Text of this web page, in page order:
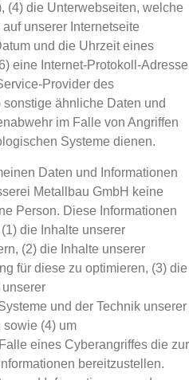
(4) die Unterwebseiten, welche
unserer Internetseite
und die Uhrzeit eines
eine Internet-Protokoll-Adresse
Provider des
ähnliche Daten und
im Falle von Angriffen
Systeme dienen.
Daten und Informationen
Metallbau GmbH keine
Person. Diese Informationen
die Inhalte unserer
(2) die Inhalte unserer
für diese zu optimieren, (3) die
und der Technik unserer
sowie (4) um
eines Cyberangriffes die zur
bereitzustellen.